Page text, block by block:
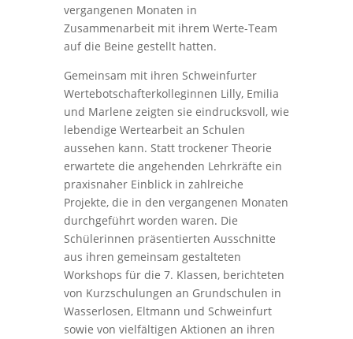
vergangenen Monaten in
Zusammenarbeit mit ihrem Werte-Team
auf die Beine gestellt hatten.
Gemeinsam mit ihren Schweinfurter
Wertebotschafterkolleginnen Lilly, Emilia
und Marlene zeigten sie eindrucksvoll, wie
lebendige Wertearbeit an Schulen
aussehen kann. Statt trockener Theorie
erwartete die angehenden Lehrkräfte ein
praxisnaher Einblick in zahlreiche
Projekte, die in den vergangenen Monaten
durchgeführt worden waren. Die
Schülerinnen präsentierten Ausschnitte
aus ihren gemeinsam gestalteten
Workshops für die 7. Klassen, berichteten
von Kurzschulungen an Grundschulen in
Wasserlosen, Eltmann und Schweinfurt
sowie von vielfältigen Aktionen an ihren